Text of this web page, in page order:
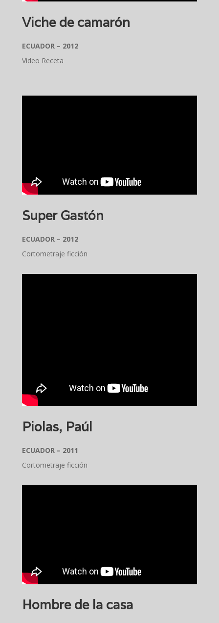
Viche de camarón
ECUADOR – 2012
Video Receta
Super Gastón
ECUADOR – 2012
Cortometraje ficción
Piolas, Paúl
ECUADOR – 2011
Cortometraje ficción
Hombre de la casa